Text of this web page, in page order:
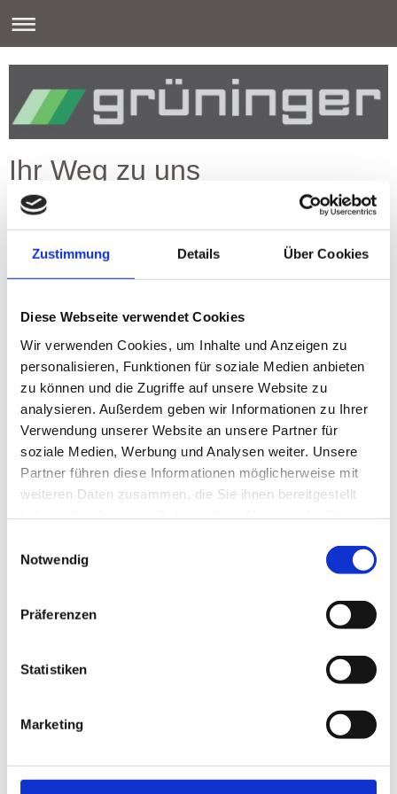
Zustimmung Details Über Cookies
Diese Webseite verwendet Cookies
Wir verwenden Cookies, um Inhalte und Anzeigen zu
personalisieren, Funktionen für soziale Medien anbieten
zu können und die Zugriffe auf unsere Website zu
analysieren. Außerdem geben wir Informationen zu Ihrer
Verwendung unserer Website an unsere Partner für
soziale Medien, Werbung und Analysen weiter. Unsere
Partner führen diese Informationen möglicherweise mit
weiteren Daten zusammen, die Sie ihnen bereitgestellt
Notwendig
Präferenzen
Statistiken
Marketing
Ihr Weg zu uns
Hier finden Sie uns
71149 Bondorf
Rufen Sie einfach an unter
07457-3434